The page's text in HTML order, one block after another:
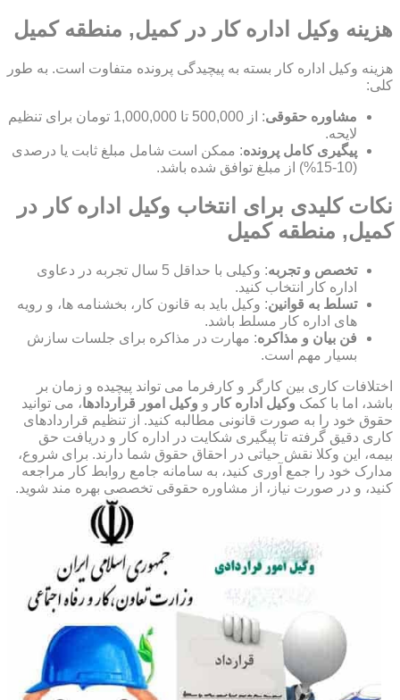
هزینه وکیل اداره کار در کمیل, منطقه کمیل
هزینه وکیل اداره کار بسته به پیچیدگی پرونده متفاوت است. به طور
کلی:
مشاوره حقوقی
: از 500,000 تا 1,000,000 تومان برای تنظیم
لایحه.
پیگیری کامل پرونده: ممکن است شامل مبلغ ثابت یا درصدی
(10-15%) از مبلغ توافق شده باشد.
نکات کلیدی برای انتخاب وکیل اداره کار در
کمیل, منطقه کمیل
تخصص و تجربه
: وکیلی با حداقل 5 سال تجربه در دعاوی
اداره کار انتخاب کنید.
تسلط به قوانین: وکیل باید به قانون کار، بخشنامه ها، و رویه
های اداره کار مسلط باشد.
فن بیان و مذاکره: مهارت در مذاکره برای جلسات سازش
بسیار مهم است.
اختلافات کاری بین کارگر و کارفرما می تواند پیچیده و زمان بر
باشد، اما با کمک وکیل اداره کار و وکیل امور قراردادها، می توانید
حقوق خود را به صورت قانونی مطالبه کنید. از تنظیم قراردادهای
کاری دقیق گرفته تا پیگیری شکایت در اداره کار و دریافت حق
بیمه، این وکلا نقش حیاتی در احقاق حقوق شما دارند. برای شروع،
مدارک خود را جمع آوری کنید، به سامانه جامع روابط کار مراجعه
کنید، و در صورت نیاز، از مشاوره حقوقی تخصصی بهره مند شوید.